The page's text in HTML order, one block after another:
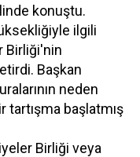
konuştu.
ilgili
Birliği'nin
Başkan
neden
başlatmış
Birliği veya